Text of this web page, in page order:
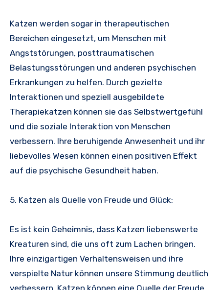
Katzen werden sogar in therapeutischen
Bereichen eingesetzt, um Menschen mit
Angststörungen, posttraumatischen
Belastungsstörungen und anderen psychischen
Erkrankungen zu helfen. Durch gezielte
Interaktionen und speziell ausgebildete
Therapiekatzen können sie das Selbstwertgefühl
und die soziale Interaktion von Menschen
verbessern. Ihre beruhigende Anwesenheit und ihr
liebevolles Wesen können einen positiven Effekt
auf die psychische Gesundheit haben.
5. Katzen als Quelle von Freude und Glück:
Es ist kein Geheimnis, dass Katzen liebenswerte
Kreaturen sind, die uns oft zum Lachen bringen.
Ihre einzigartigen Verhaltensweisen und ihre
verspielte Natur können unsere Stimmung deutlich